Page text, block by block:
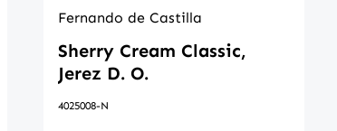
Fernando de Castilla
Sherry Cream Classic,
Jerez D. O.
4025008-N